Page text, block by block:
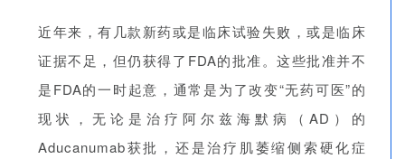
近年来，有几款新药或是临床试验失败，或是临床
证据不足，但仍获得了FDA的批准。这些批准并不
是FDA的一时起意，通常是为了改变“无药可医”的
现状，无论是治疗阿尔兹海默病（AD）的
Aducanumab获批，还是治疗 肌萎缩侧索硬化症